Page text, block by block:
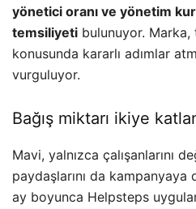
yönetici oranı ve yönetim
temsiliyeti bulunuyor.
konusunda kararlı adımlar
vurguluyor.
Bağış miktarı ikiye
Mavi, yalnızca çalışanlarını
paydaşlarını da
ay boyunca Helpsteps